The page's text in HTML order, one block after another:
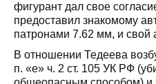
фигурант дал свое
предоставил знакомому
патронами 7.62 мм, и свой
В отношении Тедеева
п. «е» ч. 2 ст. 105 УК РФ